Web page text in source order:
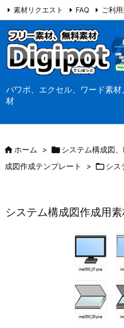
パワポ、エクセル、ワード素
材
素材リクエスト FAQ ご利
当サイト（Digipot.net）について
ホーム > システム構成図
成図作成テンプレート
> シス
システム構成図作成用素